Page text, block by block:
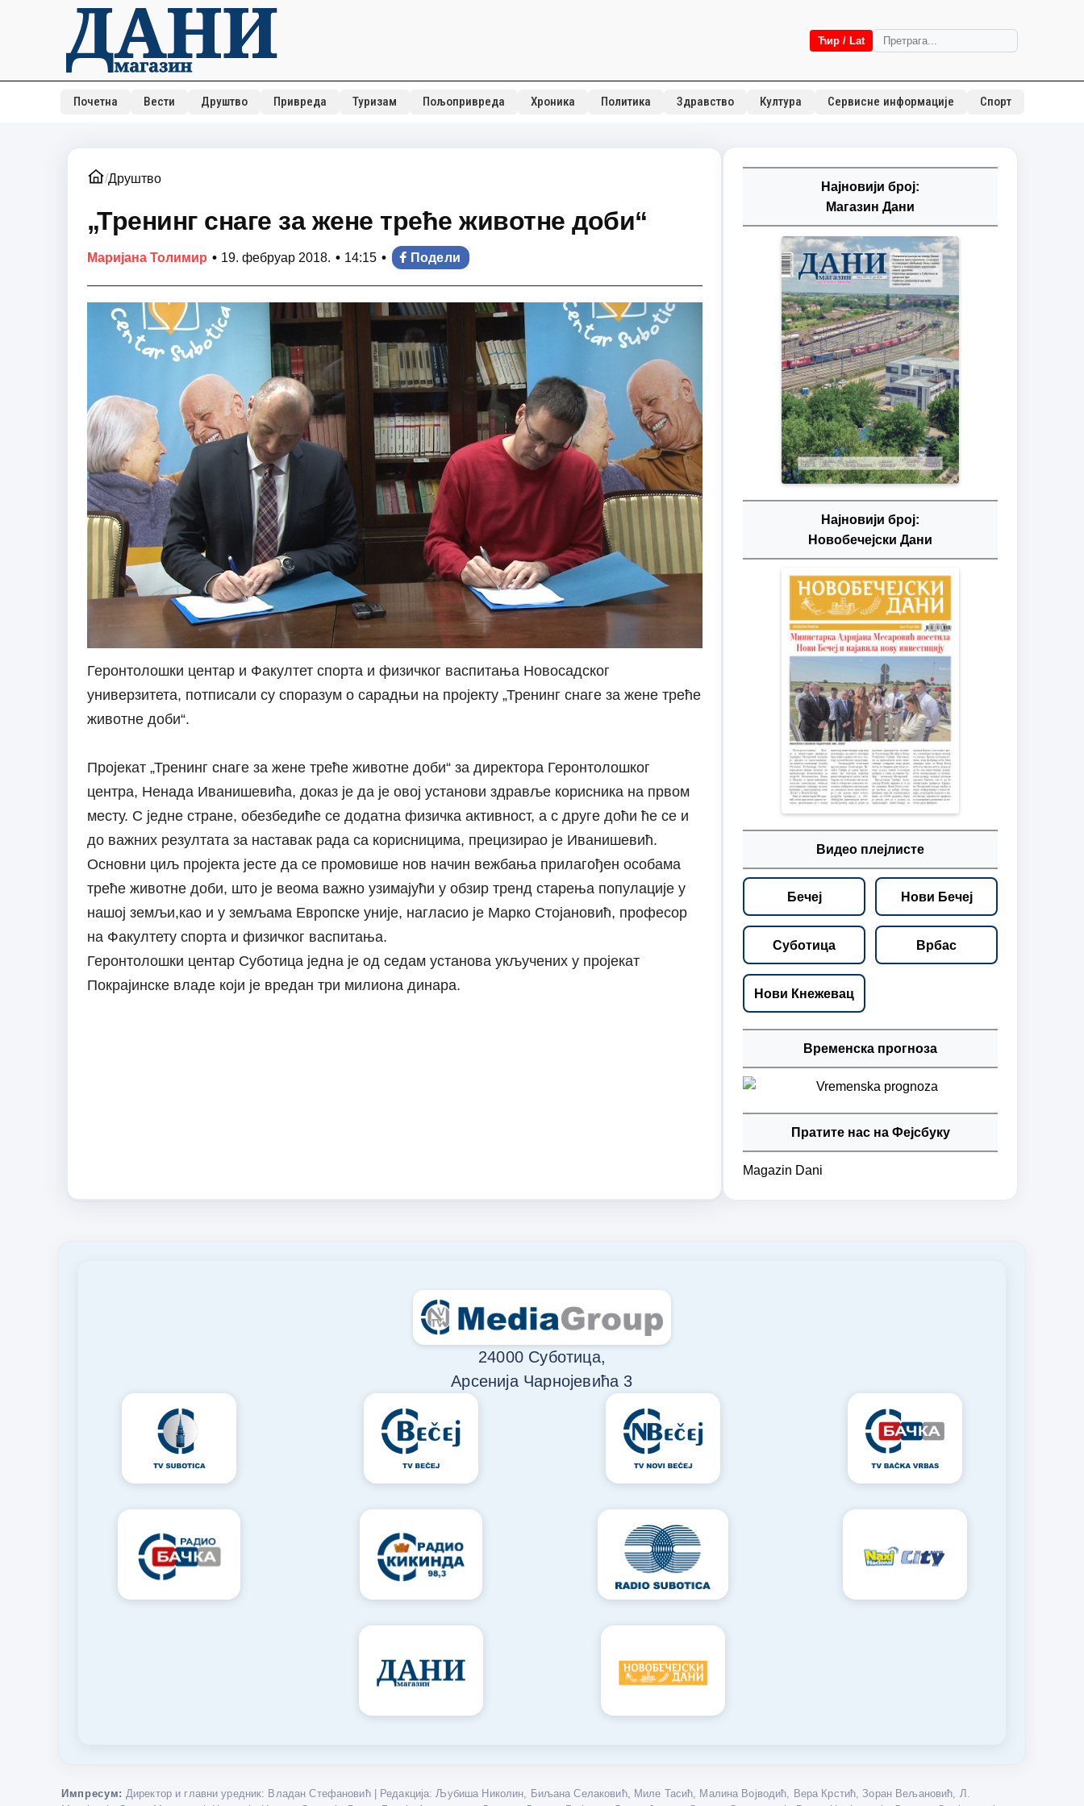
Ћир / Lat
Почетна Вести Друштво Привреда Туризам Пољопривреда Хроника Политика Здравство Култура Сервисне информације Спорт
/Друштво
„Тренинг снаге за жене треће животне доби“
Маријана Толимир • 19. фебруар 2018. • 14:15 • Подели
Геронтолошки центар и Факултет спорта и физичког васпитања Новосадског
универзитета, потписали су споразум о сарадњи на пројекту „Тренинг снаге за жене треће
животне доби“.
Пројекат „Тренинг снаге за жене треће животне доби“ за директора Геронтолошког
центра, Ненада Иванишевића, доказ је да је овој установи здравље корисника на првом
месту. С једне стране, обезбедиће се додатна физичка активност, а с друге доћи ће се и
до важних резултата за наставак рада са корисницима, прецизирао је Иванишевић.
Основни циљ пројекта јесте да се промовише нов начин вежбања прилагођен особама
треће животне доби, што је веома важно узимајући у обзир тренд старења популације у
нашој земљи,као и у земљама Европске уније, нагласио је Марко Стојановић, професор
на Факултету спорта и физичког васпитања.
Геронтолошки центар Суботица једна је од седам установа укључених у пројекат
Покрајинске владе који је вредан три милиона динара.
Најновији број:
Магазин Дани
Најновији број:
Новобечејски Дани
Видео плејлисте
Бечеј Нови Бечеј
Суботица Врбас
Нови Кнежевац
Временска прогноза
Пратите нас на Фејсбуку
Magazin Dani
24000 Суботица,
Арсенија Чарнојевића 3
Импресум: Директор и главни уредник: Владан Стефановић | Редакција: Љубиша Николин, Биљана Селаковић, Миле Тасић, Малина Војводић, Вера Крстић, Зоран Вељановић, Л.